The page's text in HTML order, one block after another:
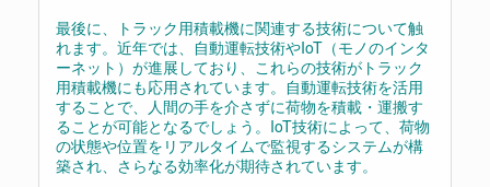
最後に、トラック用積載機に関連する技術について触
れます。近年では、自動運転技術やIoT（モノのインタ
ーネット）が進展しており、これらの技術がトラック
用積載機にも応用されています。自動運転技術を活用
することで、人間の手を介さずに荷物を積載・運搬す
ることが可能となるでしょう。IoT技術によって、荷物
の状態や位置をリアルタイムで監視するシステムが構
築され、さらなる効率化が期待されています。